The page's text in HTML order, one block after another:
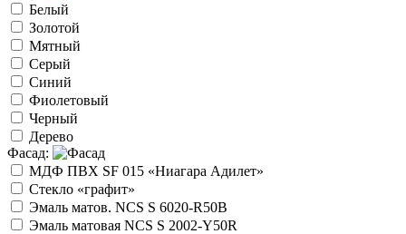
Белый
Золотой
Мятный
Серый
Синий
Фиолетовый
Черный
Дерево
Фасад:
МДФ ПВХ SF 015 «Ниагара Адилет»
Стекло «графит»
Эмаль матов. NCS S 6020-R50B
Эмаль матовая NCS S 2002-Y50R